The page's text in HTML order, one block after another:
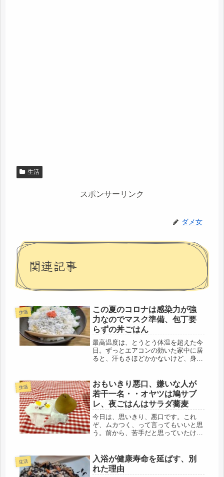
生活
スポンサーリンク
ダメ女
関連記事
生活
この夏のコロナは感染力が強
力なのでマスク準備、包丁要
らずの丼ごはん
最高温度は、とうとう体温を超えた今
日。ずっとエアコンの効いた家中に居
ると、汗もさほどかかないけど、身体
ャリで駅前へ。今年の夏、今まさに流
行しているコロナの変異株の感染力が
強...
生活
おもいきり悪口、嫌いな人が
若干一名・・オヤツは鳩サブ
レ、夜ごはんはサラダ蕎麦
今日は、思いきり、悪口です。これ
ぞ、ムカつく、って言ってもいいと思
う。前から、苦手だと思っていたけ
グループにも属していません。同い年
の男性が居て、その人とは良く話すけ
ど、そ...
生活
入浴が健康寿命を延ばす、別
れた理由